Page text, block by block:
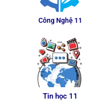
Công Nghệ 11
Tin học 11